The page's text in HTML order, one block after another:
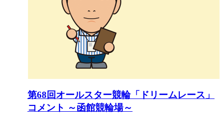
第68回オールスター競輪「ドリームレース」
コメント ～函館競輪場～